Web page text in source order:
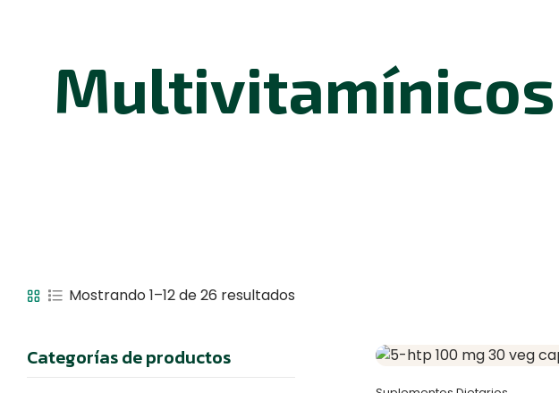
Multivitamínicos
Mostrando 1–12 de 26 resultados
Categorías de productos